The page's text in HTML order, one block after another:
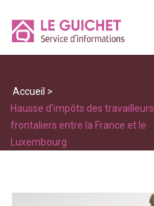
Accueil >
Hausse d’impôts des travailleurs
frontaliers entre la France et le
Luxembourg